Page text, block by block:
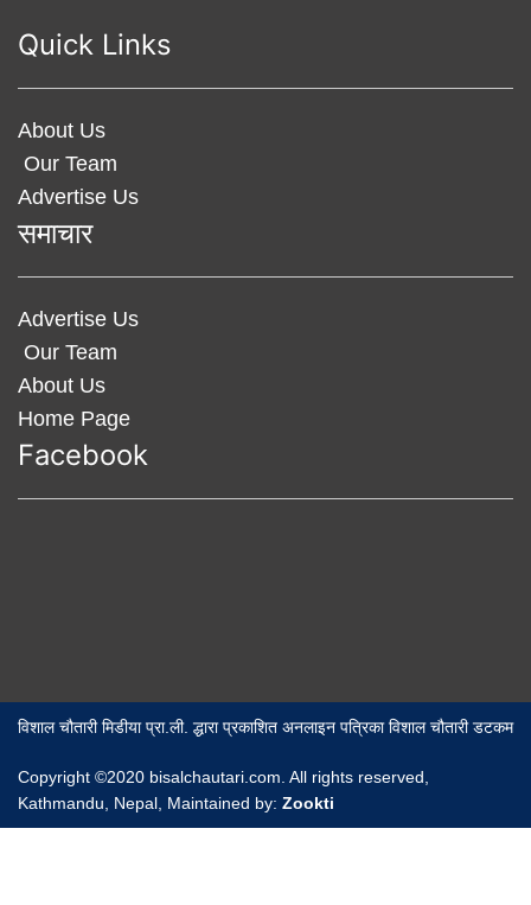
Quick Links
About Us
Our Team
Advertise Us
समाचार
Advertise Us
Our Team
About Us
Home Page
Facebook
विशाल चौतारी मिडीया प्रा.ली. द्धारा प्रकाशित अनलाइन पत्रिका विशाल चौतारी डटकम
Copyright ©2020 bisalchautari.com. All rights reserved,
Kathmandu, Nepal, Maintained by: Zookti